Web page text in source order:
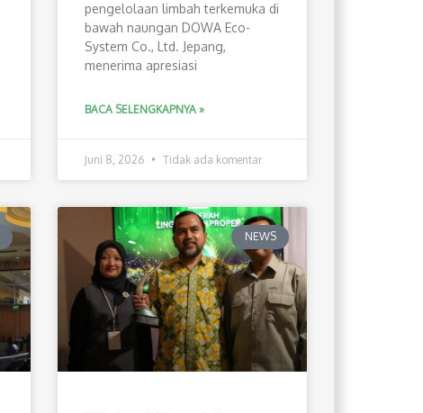
pengelolaan limbah terkemuka di
bawah naungan DOWA Eco-
System Co., Ltd. Jepang,
menerima apresiasi
BACA SELENGKAPNYA »
Juni 8, 2026 Tidak ada komentar
NEWS